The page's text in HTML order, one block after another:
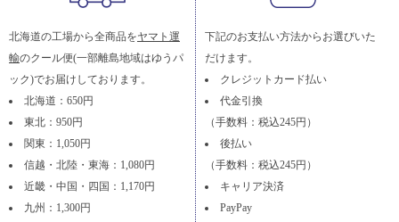
北海道の工場から全商品をヤマト運
輸のクール便(一部離島地域はゆうパ
ック)でお届けしております。
北海道：650円
東北：950円
関東：1,050円
信越・北陸・東海：1,080円
近畿・中国・四国：1,170円
九州：1,300円
下記のお支払い方法からお選びいた
だけます。
クレジットカード払い
代金引換
（手数料：税込245円）
後払い
（手数料：税込245円）
キャリア決済
PayPay